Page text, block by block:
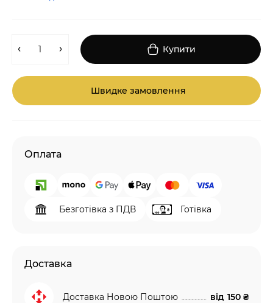
Купити
Швидке замовлення
Оплата
Безготівка з ПДВ Готівка
Доставка
Доставка Новою Поштою від 150 ₴